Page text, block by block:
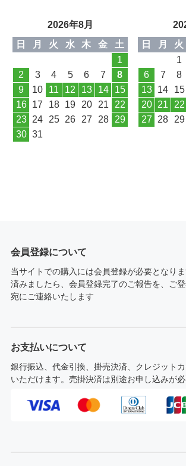
2026年8月
日
月 火 水 木 金
土
1
2
3 4 5 6 7
8
9
10 11 12 13 14
15
16 17 18 19 20 21
22
23 24 25 26 27 28
29
30 31
日
月 火
1
6
7 8
13
14 15
20
21 22
27
28 29
会員登録について
当サイトでの購入には会員登録が必要となり
済みましたら、会員登録完了のご報告を、ご
宛にご連絡いたします
お支払いについて
銀行振込、代金引換、掛売決済、クレジット
いただけます。売掛決済は別途お申し込みが必